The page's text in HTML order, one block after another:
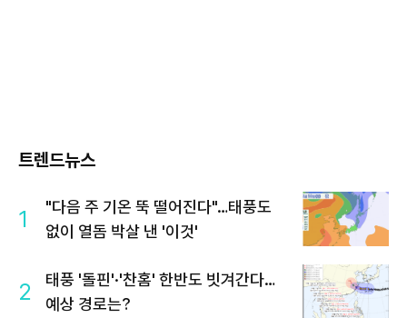
트렌드뉴스
1
"다음 주 기온 뚝 떨어진다"…태풍도
없이 열돔 박살 낸 '이것'
2
태풍 '돌핀'·'찬홈' 한반도 빗겨간다…
예상 경로는?